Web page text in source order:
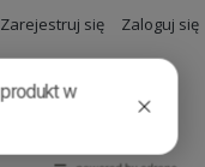
Zarejestruj się Zaloguj się